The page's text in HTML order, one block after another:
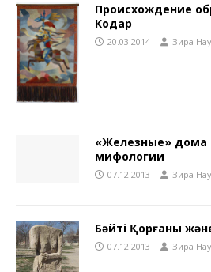
Происхождение
Кодар
20.03.2014 Зира
«Железные» дома
мифологии
07.12.2013 Зира
Бәйті Қорғаны
07.12.2013 Зира